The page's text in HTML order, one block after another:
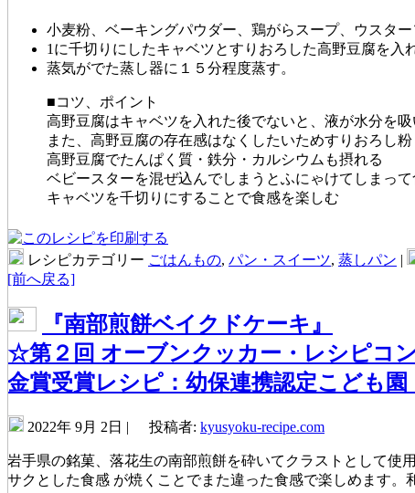
小麦粉、ベーキングパウダー、鶏がらスープ、ウスター
1に千切りにしたキャベツとすりおろした高野豆腐を入
蒸気がでた蒸し器に１５分程度蒸す。
■コツ、ポイント
高野豆腐はキャベツを入れた後でないと、液が水分を
また、高野豆腐の存在感はなくしたいためすりおろし粉
高野豆腐でたんぱく質・鉄分・カルシウムも摂れる
ベビースターを混ぜ込んでしまうとふにゃけてしまっ
キャベツを千切りにすることで食感を楽しむ
レシピカテゴリー ごはんもの, パン・スイーツ, 蒸しパン |
[前へ戻る]
『南部煎餅ベイクドケーキ』
☆第２回 オーブンクッカー・レシピコ
金賞受賞レシピ：幼保連携認定こども
2022年 9月 2日 | 投稿者: kyusyoku-recipe.com
岩手県の銘菓、落花生の南部煎餅を砕いてクラストとして使
サクとした食感 が焼くことでまた違った食感で楽しめます。